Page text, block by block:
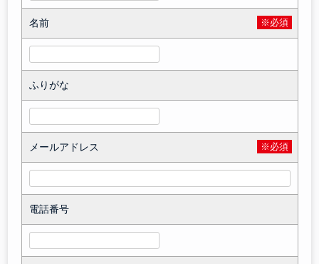
名前 ※必須
ふりがな
メールアドレス ※必須
電話番号